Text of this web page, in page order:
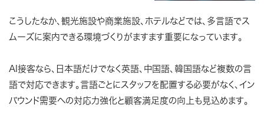
こうしたなか、観光施設や商業施設、ホテルなどでは、多言語でス
ムーズに案内できる環境づくりがますます重要になっています。
AI接客なら、日本語だけでなく英語、中国語、韓国語など複数の言
語で対応できます。言語ごとにスタッフを配置する必要がなく、イン
バウンド需要への対応力強化と顧客満足度の向上も見込めます。